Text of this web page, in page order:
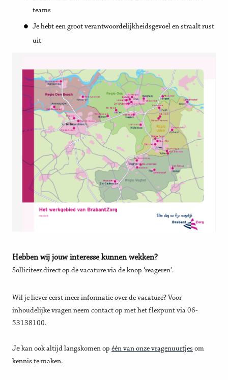
teams
Je hebt een groot verantwoordelijkheidsgevoel en straalt rust
uit
Hebben wij jouw interesse kunnen wekken?
Solliciteer direct op de vacature via de knop ‘reageren’.
Wil je liever eerst meer informatie over de vacature? Voor
inhoudelijke vragen neem contact op met het flexpunt via 06-
53138100.
Je kan ook altijd langskomen op één van onze vragenuurtjes om
kennis te maken.